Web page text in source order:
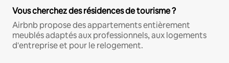
Vous cherchez des résidences de tourisme ?
Airbnb propose des appartements entièrement
meublés adaptés aux professionnels, aux logements
d'entreprise et pour le relogement.